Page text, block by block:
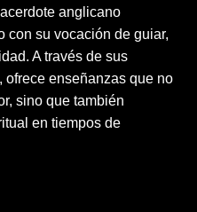
anglicano
con su vocación de guiar,
A través de sus
ofrece enseñanzas que no
sino que también
en tiempos de